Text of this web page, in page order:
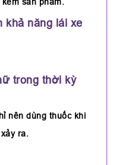
khả năng lái xe
trong thời kỳ
nên dùng thuốc khi
ra.